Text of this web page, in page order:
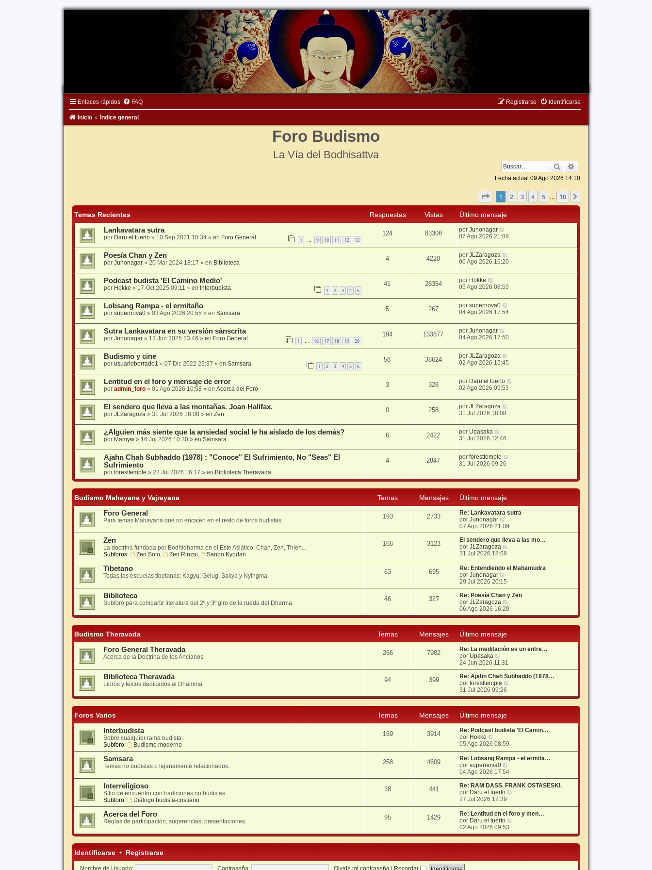
Enlaces rápidos FAQ Identificarse
Registrarse
Inicio Índice general
Foro Budismo
La Vía del Bodhisattva
Buscar
Fecha actual 09 Ago 2026 14:10
Página1 de 10
1 2 3 4 5 … 10
Temas Recientes Respuestas Vistas
Último mensaje
Lankavatara sutra
1 9 10 11 12 13
por Daru el tuerto» 10 Sep 2021 10:34 » en Foro General
124 83308 porJunonagar
07 Ago 2026 21:09
Poesía Chan y Zen
por Junonagar» 20 Mar 2024 18:17 » en Biblioteca
4 4220 porJLZaragoza
06 Ago 2026 16:20
Podcast budista 'El Camino Medio'
1 2 3 4 5
por Hokke » 17 Oct 2025 09:11 » en Interbudista
41 28354 por Hokke
05 Ago 2026 08:59
Lobsang Rampa - el ermitaño
por supernova0» 03 Ago 2026 20:55 » en Samsara
5 267 porsupernova0
04 Ago 2026 17:54
Sutra Lankavatara en su versión sánscrita
1 16 17 18 19 20
por Junonagar» 13 Jun 2025 23:46 » en Foro General
194 153877 porJunonagar
04 Ago 2026 17:50
Budismo y cine
1 2 3 4 5 6
por usuarioborrado1 » 07 Dic 2022 23:37 » en Samsara
58 38624 porJLZaragoza
02 Ago 2026 15:45
Lentitud en el foro y mensaje de error
por admin_foro» 01 Ago 2026 10:58 » en Acerca del Foro
3 328 por Daru el tuerto
02 Ago 2026 09:53
El sendero que lleva a las montañas. Joan Halifax.
por JLZaragoza» 31 Jul 2026 18:08 » en Zen
0 258 porJLZaragoza
31 Jul 2026 18:08
¿Alguien más siente que la ansiedad social le ha aislado de los demás?
por Mamyw» 16 Jul 2026 10:30 » en Samsara
6 2422 por Upasaka
31 Jul 2026 12:46
Ajahn Chah Subhaddo (1978) : "Conoce" El Sufrimiento, No "Seas" El
Sufrimiento
por foresttemple » 22 Jul 2026 16:17 » en Biblioteca Theravada
4 2847 porforesttemple
31 Jul 2026 09:26
Budismo Mahayana y Vajrayana Temas Mensajes
Último mensaje
Foro General
Para temas Mahayana que no encajen en el resto de foros budistas.
193 2733
Re: Lankavatara sutra
porJunonagar
e
r
ú
l
t
i
m
m
e
n
s
a
j
07 Ago 2026 21:09
Zen
La doctrina fundada por Bodhidharma en el Este Asiático: Chan, Zen, Thien...
Subforos:
Zen Soto, Zen Rinzai, Sanbo Kyodan
166 3123
El sendero que lleva a las mo…
porJLZaragoza
r
ú
i
m
m
e
j
e
31 Jul 2026 18:08
Tibetano
Todas las escuelas tibetanas: Kagyu, Gelug, Sakya y Nyingma.
63 695
Re: Entendiendo el Mahamudra
porJunonagar
e
r
ú
l
t
i
m
e
n
a
j
e
29 Jul 2026 20:15
Biblioteca
Subforo para compartir literatura del 2º y 3º giro de la rueda del Dharma.
46 327
Re: Poesía Chan y Zen
porJLZaragoza
e
r
i
m
e
n
j
06 Ago 2026 16:20
Budismo Theravada Temas Mensajes
Último mensaje
Foro General Theravada
Acerca de la Doctrina de los Ancianos.
266 7982
Re: La meditación es un entre…
por Upasaka
e
r
ú
l
t
i
m
e
n
a
j
e
24 Jun 2026 11:31
Biblioteca Theravada
Libros y textos dedicados al Dhamma.
94 399
Re: Ajahn Chah Subhaddo (1978…
porforesttemple
r
i
m
e
n
j
e
31 Jul 2026 09:26
Foros Varios Temas Mensajes
Último mensaje
Interbudista
Sobre cualquier rama budista.
Subforo:
Budismo moderno
169 3914
Re: Podcast budista 'El Camin…
por Hokke
e
r
ú
l
t
i
m
o
m
n
s
a
e
05 Ago 2026 08:59
Samsara
Temas no budistas o lejanamente relacionados.
258 4609
Re: Lobsang Rampa - el ermita…
porsupernova0
e
r
ú
l
i
m
o
m
e
j
04 Ago 2026 17:54
Interreligioso
Sitio de encuentro con tradiciones no budistas
Subforo:
Diálogo budista-cristiano
38 441
Re: RAM DASS. FRANK OSTASESKI.
por Daru el tuerto
r
ú
i
e
27 Jul 2026 12:39
Acerca del Foro
Reglas de participación, sugerencias, presentaciones.
95 1429
Re: Lentitud en el foro y men…
por Daru el tuerto
r
i
02 Ago 2026 09:53
Identificarse• Registrarse
Nombre de Usuario: Contraseña: Olvidé mi contraseña Recordar